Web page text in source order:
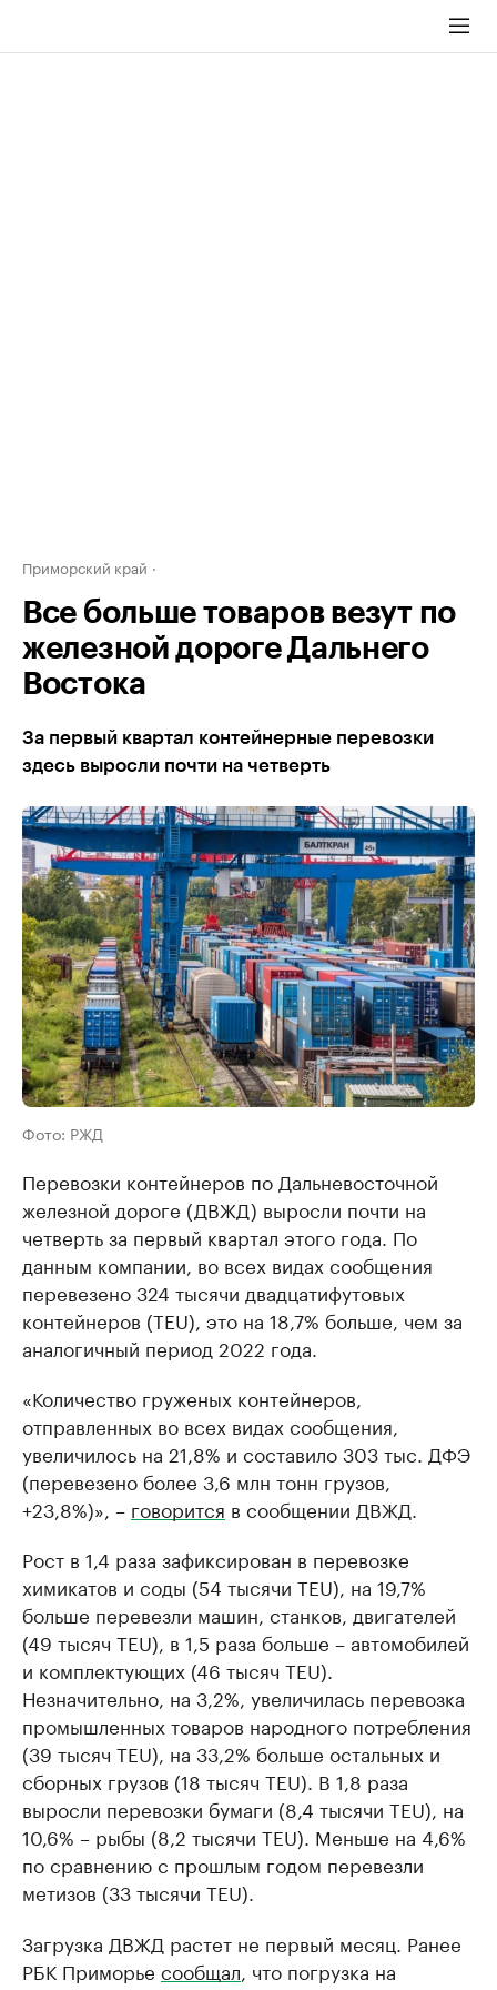
Приморский край
Все больше товаров везут по
железной дороге Дальнего
Востока
За первый квартал контейнерные перевозки
здесь выросли почти на четверть
Фото: РЖД
Перевозки контейнеров по Дальневосточной
железной дороге (ДВЖД) выросли почти на
четверть за первый квартал этого года. По
данным компании, во всех видах сообщения
перевезено 324 тысячи двадцатифутовых
контейнеров (TEU), это на 18,7% больше, чем за
аналогичный период 2022 года.
«Количество груженых контейнеров,
отправленных во всех видах сообщения,
увеличилось на 21,8% и составило 303 тыс. ДФЭ
(перевезено более 3,6 млн тонн грузов,
+23,8%)», – говорится в сообщении ДВЖД.
Рост в 1,4 раза зафиксирован в перевозке
химикатов и соды (54 тысячи TEU), на 19,7%
больше перевезли машин, станков, двигателей
(49 тысяч TEU), в 1,5 раза больше – автомобилей
и комплектующих (46 тысяч TEU).
Незначительно, на 3,2%, увеличилась перевозка
промышленных товаров народного потребления
(39 тысяч TEU), на 33,2% больше остальных и
сборных грузов (18 тысяч TEU). В 1,8 раза
выросли перевозки бумаги (8,4 тысячи TEU), на
10,6% – рыбы (8,2 тысячи TEU). Меньше на 4,6%
по сравнению с прошлым годом перевезли
метизов (33 тысячи TEU).
Загрузка ДВЖД растет не первый месяц. Ранее
РБК Приморье сообщал, что погрузка на